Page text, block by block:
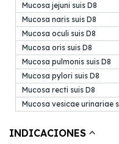
Mucosa jejuni suis D8
Mucosa naris suis D8
Mucosa oculi suis D8
Mucosa oris suis D8
Mucosa pulmonis suis D8
Mucosa pylori suis D8
Mucosa recti suis D8
Mucosa vesicae urinariae
INDICACIONES